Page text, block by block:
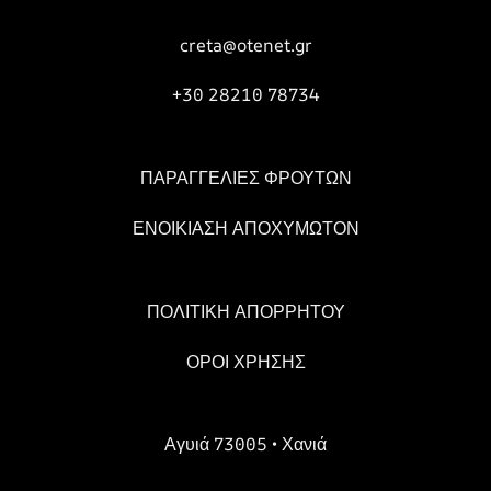
creta@otenet.gr
+30 28210 78734
ΠΑΡΑΓΓΕΛΙΕΣ ΦΡΟΥΤΩΝ
ΕΝΟΙΚΙΑΣΗ ΑΠΟΧΥΜΩΤΟΝ
ΠΟΛΙΤΙΚΗ ΑΠΟΡΡΗΤΟΥ
ΟΡΟΙ ΧΡΗΣΗΣ
Αγυιά 73005 • Χανιά